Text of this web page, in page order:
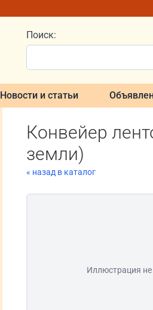
Поиск:
Новости и статьи
Конвейер
земли)
« назад в каталог
Иллюстрация не